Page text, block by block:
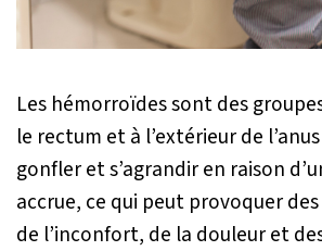
Les hémorroïdes sont des
le rectum et à l’extérieur de
gonfler et s’agrandir en raison
accrue, ce qui peut provoquer
de l’inconfort, de la douleur et